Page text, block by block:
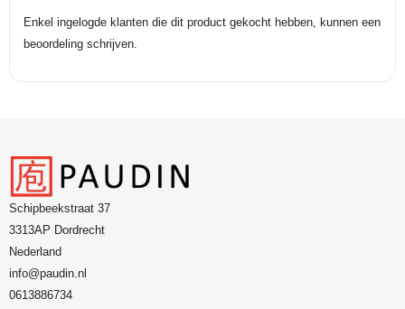
Enkel ingelogde klanten die dit product gekocht hebben, kunnen een
beoordeling schrijven.
Schipbeekstraat 37
3313AP Dordrecht
Nederland
info@paudin.nl
0613886734